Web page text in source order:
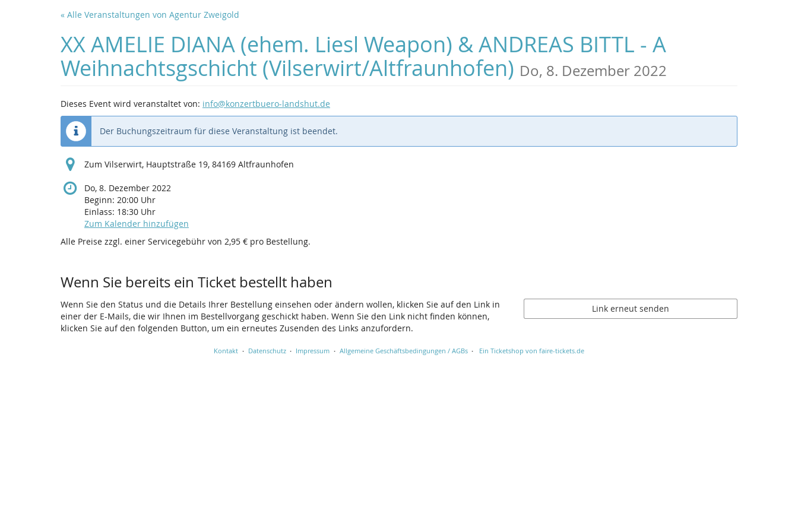
« Alle Veranstaltungen von Agentur Zweigold
XX AMELIE DIANA (ehem. Liesl Weapon) & ANDREAS BITTL - A
Weihnachtsgschicht (Vilserwirt/Altfraunhofen) Do, 8. Dezember 2022
Dieses Event wird veranstaltet von: info@konzertbuero-landshut.de
Der Buchungszeitraum für diese Veranstaltung ist beendet.
Zum Vilserwirt, Hauptstraße 19, 84169 Altfraunhofen
Do, 8. Dezember 2022
Beginn: 20:00 Uhr
Einlass: 18:30 Uhr
Zum Kalender hinzufügen
Alle Preise zzgl. einer Servicegebühr von 2,95 € pro Bestellung.
Wenn Sie bereits ein Ticket bestellt haben
Wenn Sie den Status und die Details Ihrer Bestellung einsehen oder ändern wollen, klicken Sie auf den Link in
einer der E-Mails, die wir Ihnen im Bestellvorgang geschickt haben. Wenn Sie den Link nicht finden können,
klicken Sie auf den folgenden Button, um ein erneutes Zusenden des Links anzufordern.
Link erneut senden
Kontakt Datenschutz Impressum Allgemeine Geschäftsbedingungen / AGBs Ein Ticketshop von faire-tickets.de